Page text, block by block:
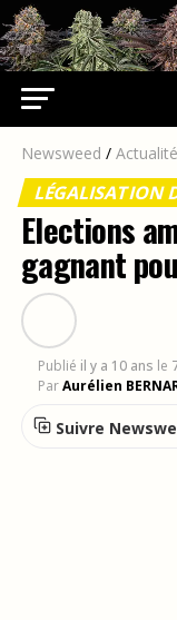
Newsweed /
LÉGALISATION
Elections
gagnant
Publié il y a 10 ans le
ParAurélien
Suivre